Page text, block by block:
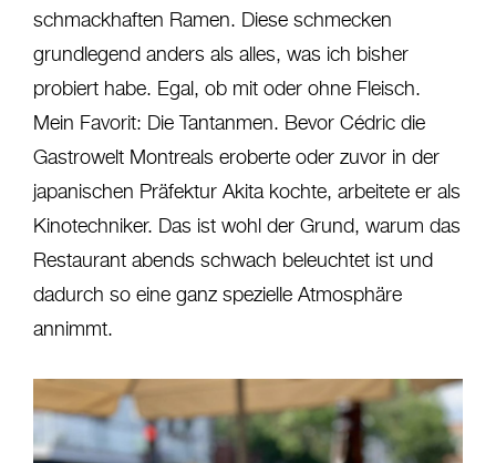
schmackhaften Ramen. Diese schmecken
grundlegend anders als alles, was ich bisher
probiert habe. Egal, ob mit oder ohne Fleisch.
Mein Favorit: Die Tantanmen. Bevor Cédric die
Gastrowelt Montreals eroberte oder zuvor in der
japanischen Präfektur Akita kochte, arbeitete er als
Kinotechniker. Das ist wohl der Grund, warum das
Restaurant abends schwach beleuchtet ist und
dadurch so eine ganz spezielle Atmosphäre
annimmt.